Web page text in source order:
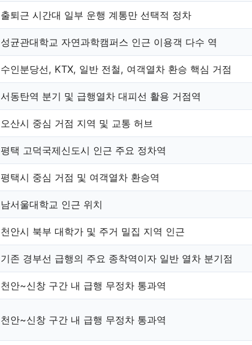
출퇴근 시간대 일부 운행 계통만 선택적 정차
성균관대학교 자연과학캠퍼스 인근 이용객 다수 역
수인분당선, KTX, 일반 전철, 여객열차 환승 핵심 거점
서동탄역 분기 및 급행열차 대피선 활용 거점역
오산시 중심 거점 지역 및 교통 허브
평택 고덕국제신도시 인근 주요 정차역
평택시 중심 거점 및 여객열차 환승역
남서울대학교 인근 위치
천안시 북부 대학가 및 주거 밀집 지역 인근
기존 경부선 급행의 주요 종착역이자 일반 열차 분기점
천안~신창 구간 내 급행 무정차 통과역
천안~신창 구간 내 급행 무정차 통과역